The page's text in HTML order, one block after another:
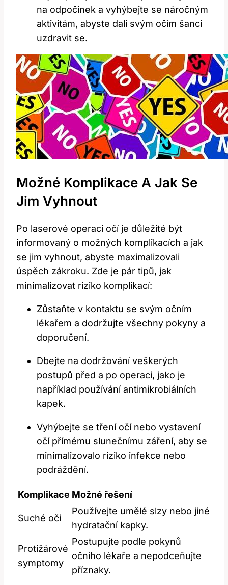
na⁣ odpočinek‌ a‌ vyhýbejte se náročným
aktivitám, abyste dali svým očím ⁢šanci ​
uzdravit se.
Možné Komplikace A Jak ⁤se
Jim ​vyhnout
Po laserové ⁣operaci očí je⁤ důležité být
informovaný o ‍možných komplikacích a ⁤jak
⁢se ‌jim‍ vyhnout, abyste maximalizovali
úspěch zákroku. Zde je pár ⁢tipů, jak
minimalizovat riziko ​komplikací:
Zůstaňte v kontaktu se svým očním
‌lékařem ‌a dodržujte všechny pokyny ⁢a
doporučení.
Dbejte na⁤ dodržování veškerých
‌postupů‍ před ​a po operaci, jako je
například používání antimikrobiálních
kapek.
Vyhýbejte se tření očí nebo⁣ vystavení
‌očí přímému​ slunečnímu ⁤záření,​ aby se
minimalizovalo ⁤riziko ⁣infekce nebo
podráždění.
Komplikace Možné⁢ řešení
Suché oči
Používejte umělé‌ slzy nebo ⁣jiné
hydratační kapky.
Protižárové⁢
symptomy
Postupujte ⁢podle ⁤pokynů
očního lékaře a nepodceňujte
⁤příznaky.